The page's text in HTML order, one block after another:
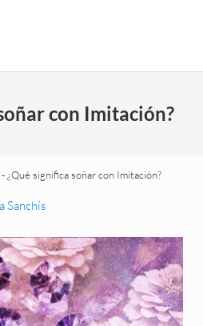
con Imitación?
-¿Qué significa soñar con Imitación?
Sanchís